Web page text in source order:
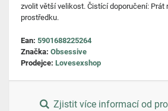
zvolit větší velikost. Čistící doporučení: Prát
prostředku.
Ean: 5901688225264
Značka: Obsessive
Prodejce: Lovesexshop
Zjistit více informací od